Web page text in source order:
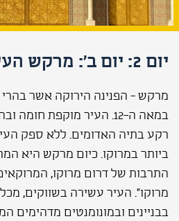
יום 2: יום ב': מרקש העיר האדומה
מרקש - הפנינה הירוקה אשר
במאה ה-12. העיר מוקפת
רקע בתיה האדומים. ללא ספק
ביותר במרוקו. כיום מרקש היא
התרבות של דרום מרוקו,
מרוקו". העיר עשירה בשווקים,
בבניינים ובמונומנטים מדהימים